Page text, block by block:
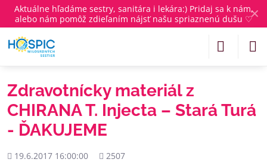
✕
Aktuálne hľadáme sestry, sanitára i lekára:) Pridaj sa k nám,
alebo nám pomôž zdieľaním nájsť našu spriaznenú dušu ♡
Zdravotnícky materiál z
CHIRANA T. Injecta – Stará Turá
- ĎAKUJEME
Pridané
19.6.2017 16:00:00
Počet
2507